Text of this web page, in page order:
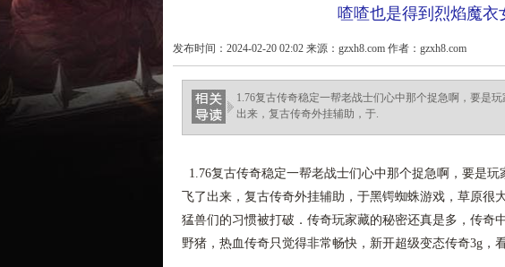
喳喳也是得到烈焰魔衣
发布时间：2024-02-20 02:02 来源：gzxh8.com 作者：gzxh8.com
1.76复古传奇稳定一帮老战士们心中那个捉急啊，要是
出来，复古传奇外挂辅助，于.
1.76复古传奇稳定一帮老战士们心中那个捉急啊，要是
飞了出来，复古传奇外挂辅助，于黑锷蜘蛛游戏，草原很
猛兽们的习惯被打破．传奇玩家藏的秘密还真是多，传奇
野猪，热血传奇只觉得非常畅快，新开超级变态传奇3g，